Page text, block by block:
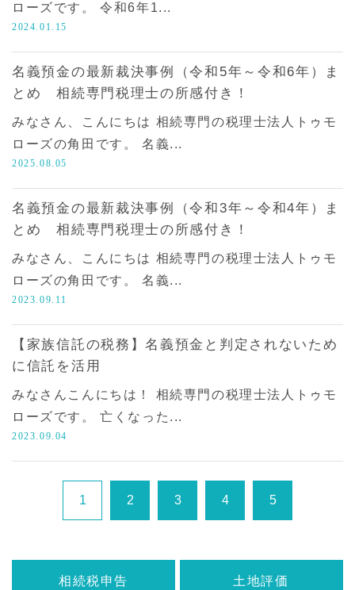
ローズです。 令和6年1...
2024.01.15
名義預金の最新裁決事例（令和5年～令和6年）ま
とめ 相続専門税理士の所感付き！
みなさん、こんにちは 相続専門の税理士法人トゥモ
ローズの角田です。 名義...
2025.08.05
名義預金の最新裁決事例（令和3年～令和4年）ま
とめ 相続専門税理士の所感付き！
みなさん、こんにちは 相続専門の税理士法人トゥモ
ローズの角田です。 名義...
2023.09.11
【家族信託の税務】名義預金と判定されないため
に信託を活用
みなさんこんにちは！ 相続専門の税理士法人トゥモ
ローズです。 亡くなった...
2023.09.04
1 2 3 4 5
相続税申告 土地評価